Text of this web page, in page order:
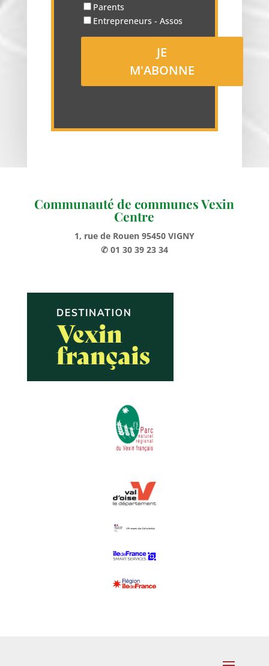
Parents
Entrepreneurs - Assos
Communauté de communes Vexin
Centre
1, rue de Rouen 95450 VIGNY
✆ 01 30 39 23 34